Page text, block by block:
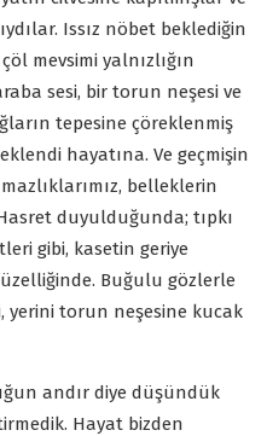
Issız nöbet beklediğin
mevsimi yalnızlığın
sesi, bir torun neşesi ve
tepesine çöreklenmiş
hayatına. Ve geçmişin
belleklerin
duyulduğunda; tıpkı
gibi, kasetin geriye
Buğulu gözlerle
yerini torun neşesine kucak
andır diye düşündük
Hayat bizden